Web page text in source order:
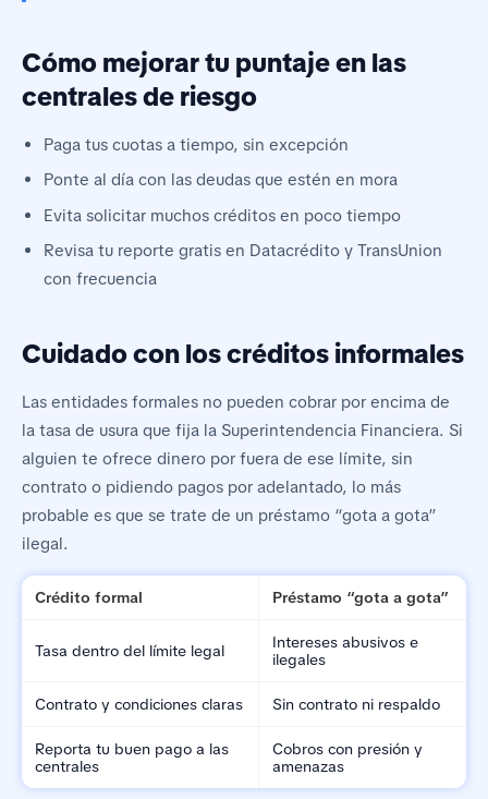
Cómo mejorar tu puntaje en las
centrales de riesgo
Paga tus cuotas a tiempo, sin excepción
Ponte al día con las deudas que estén en mora
Evita solicitar muchos créditos en poco tiempo
Revisa tu reporte gratis en Datacrédito y TransUnion
con frecuencia
Cuidado con los créditos informales
Las entidades formales no pueden cobrar por encima de
la tasa de usura que fija la Superintendencia Financiera. Si
alguien te ofrece dinero por fuera de ese límite, sin
contrato o pidiendo pagos por adelantado, lo más
probable es que se trate de un préstamo “gota a gota”
ilegal.
Crédito formal Préstamo “gota a gota”
Tasa dentro del límite legal
Intereses abusivos e
ilegales
Contrato y condiciones claras Sin contrato ni respaldo
Reporta tu buen pago a las
centrales
Cobros con presión y
amenazas